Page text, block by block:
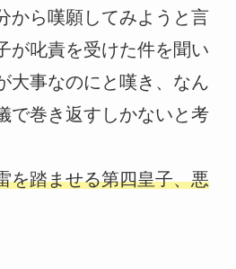
から嘆願してみようと言
が叱責を受けた件を聞い
大事なのにと嘆き、なん
で巻き返すしかないと考
を踏ませる第四皇子、悪